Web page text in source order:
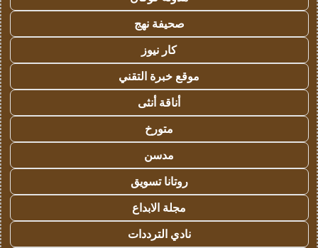
صحيفة نهج
كار نيوز
موقع خبرة التقني
أناقة أنثى
متورخ
مدسن
روتانا تسويق
مجلة الابداع
نادي الترددات